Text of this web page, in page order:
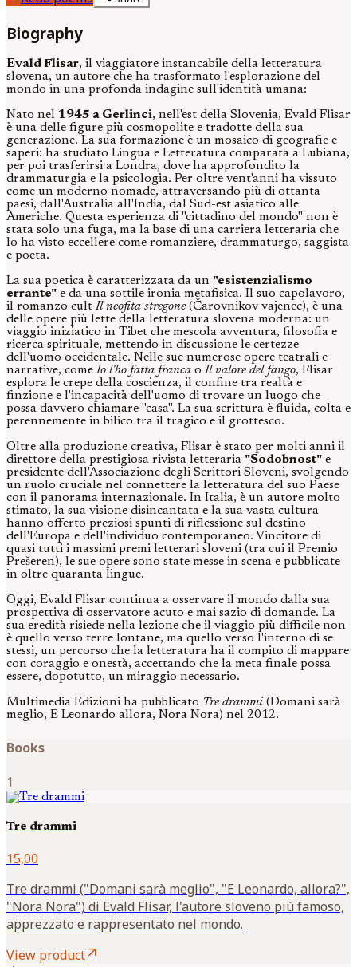
Biography
Evald Flisar, il viaggiatore instancabile della letteratura
slovena, un autore che ha trasformato l'esplorazione del
mondo in una profonda indagine sull'identità umana:
Nato nel 1945 a Gerlinci, nell'est della Slovenia, Evald Flisar
è una delle figure più cosmopolite e tradotte della sua
generazione. La sua formazione è un mosaico di geografie e
saperi: ha studiato Lingua e Letteratura comparata a Lubiana,
per poi trasferirsi a Londra, dove ha approfondito la
drammaturgia e la psicologia. Per oltre vent'anni ha vissuto
come un moderno nomade, attraversando più di ottanta
paesi, dall'Australia all'India, dal Sud-est asiatico alle
Americhe. Questa esperienza di "cittadino del mondo" non è
stata solo una fuga, ma la base di una carriera letteraria che
lo ha visto eccellere come romanziere, drammaturgo, saggista
e poeta.
La sua poetica è caratterizzata da un "esistenzialismo
errante" e da una sottile ironia metafisica. Il suo capolavoro,
il romanzo cult Il neofita stregone(Čarovnikov vajenec), è una
delle opere più lette della letteratura slovena moderna: un
viaggio iniziatico in Tibet che mescola avventura, filosofia e
ricerca spirituale, mettendo in discussione le certezze
dell'uomo occidentale. Nelle sue numerose opere teatrali e
narrative, come Io l'ho fatta franca o Il valore del fango, Flisar
esplora le crepe della coscienza, il confine tra realtà e
finzione e l'incapacità dell'uomo di trovare un luogo che
possa davvero chiamare "casa". La sua scrittura è fluida, colta e
perennemente in bilico tra il tragico e il grottesco.
Oltre alla produzione creativa, Flisar è stato per molti anni il
direttore della prestigiosa rivista letteraria "Sodobnost" e
presidente dell'Associazione degli Scrittori Sloveni, svolgendo
un ruolo cruciale nel connettere la letteratura del suo Paese
con il panorama internazionale. In Italia, è un autore molto
stimato, la sua visione disincantata e la sua vasta cultura
hanno offerto preziosi spunti di riflessione sul destino
dell'Europa e dell'individuo contemporaneo. Vincitore di
quasi tutti i massimi premi letterari sloveni (tra cui il Premio
Prešeren), le sue opere sono state messe in scena e pubblicate
in oltre quaranta lingue.
Oggi, Evald Flisar continua a osservare il mondo dalla sua
prospettiva di osservatore acuto e mai sazio di domande. La
sua eredità risiede nella lezione che il viaggio più difficile non
è quello verso terre lontane, ma quello verso l'interno di se
stessi, un percorso che la letteratura ha il compito di mappare
con coraggio e onestà, accettando che la meta finale possa
essere, dopotutto, un miraggio necessario.
Multimedia Edizioni ha pubblicato Tre drammi (Domani sarà
meglio, E Leonardo allora, Nora Nora) nel 2012.
Books
1
Tre drammi
15,00
Tre drammi ("Domani sarà meglio", "E Leonardo, allora?",
"Nora Nora") di Evald Flisar, l'autore sloveno più famoso,
apprezzato e rappresentato nel mondo.
View productarrow_outward